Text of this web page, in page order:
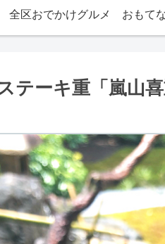
全区おでかけグルメ
テーキ重「嵐山